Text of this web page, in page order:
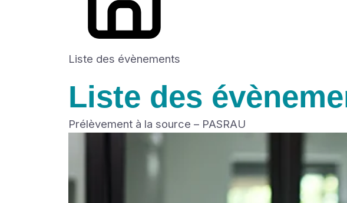
Liste des évènements
Liste des
Prélèvement à la source – PASRAU